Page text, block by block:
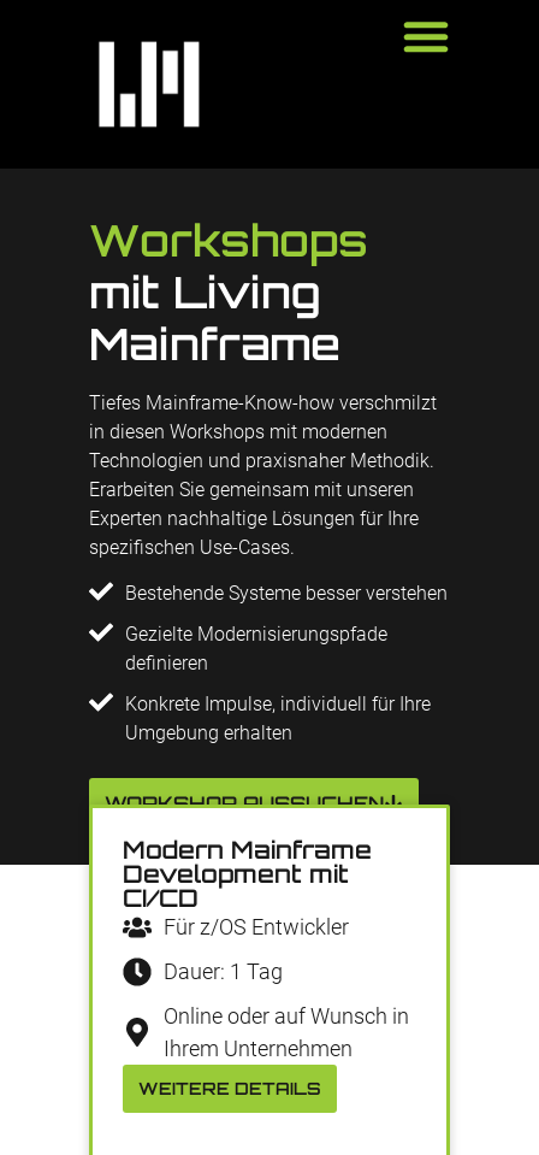
Workshops
mit Living
Mainframe
Tiefes Mainframe-Know-how verschmilzt
in diesen Workshops mit modernen
Technologien und praxisnaher Methodik.
Erarbeiten Sie gemeinsam mit unseren
Experten nachhaltige Lösungen für Ihre
spezifischen Use-Cases.
Bestehende Systeme besser verstehen
Gezielte Modernisierungspfade
definieren
Konkrete Impulse, individuell für Ihre
Umgebung erhalten
WORKSHOP AUSSUCHEN
Modern Mainframe
Development mit
CI/CD
Für z/OS Entwickler
Dauer: 1 Tag
Online oder auf Wunsch in
Ihrem Unternehmen
WEITERE DETAILS